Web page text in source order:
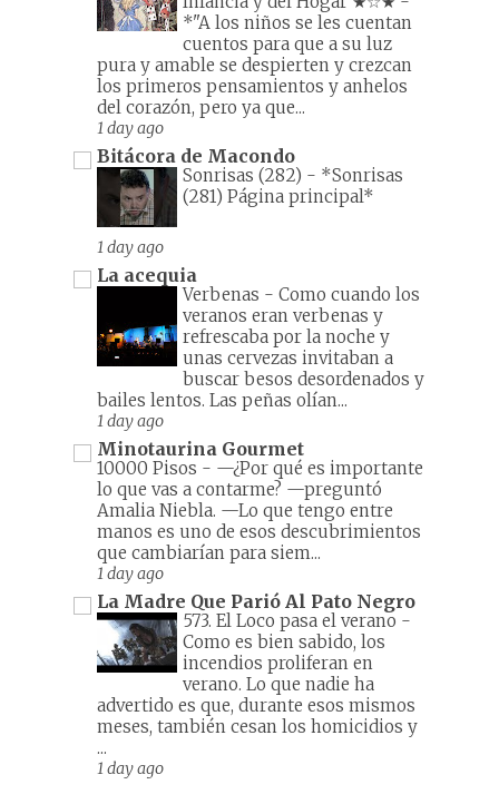
*"A los niños se les cuentan
cuentos para que a su luz
pura y amable se despierten y crezcan
los primeros pensamientos y anhelos
del corazón, pero ya que...
1 day ago
Bitácora de Macondo
Sonrisas (282) - *Sonrisas
(281) Página principal*
1 day ago
La acequia
Verbenas - Como cuando los
veranos eran verbenas y
refrescaba por la noche y
unas cervezas invitaban a
buscar besos desordenados y
bailes lentos. Las peñas olían...
1 day ago
Minotaurina Gourmet
10000 Pisos - —¿Por qué es importante
lo que vas a contarme? —preguntó
Amalia Niebla. —Lo que tengo entre
manos es uno de esos descubrimientos
que cambiarían para siem...
1 day ago
La Madre Que Parió Al Pato Negro
573. El Loco pasa el verano -
Como es bien sabido, los
incendios proliferan en
verano. Lo que nadie ha
advertido es que, durante esos mismos
meses, también cesan los homicidios y
...
1 day ago